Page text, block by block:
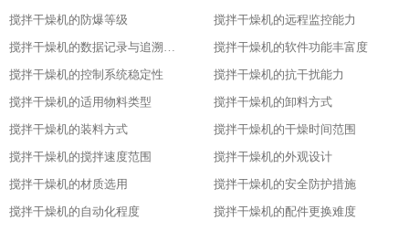
搅拌干燥机的防爆等级
搅拌干燥机的远程监控能力
搅拌干燥机的数据记录与追溯功能
搅拌干燥机的软件功能丰富度
搅拌干燥机的控制系统稳定性
搅拌干燥机的抗干扰能力
搅拌干燥机的适用物料类型
搅拌干燥机的卸料方式
搅拌干燥机的装料方式
搅拌干燥机的干燥时间范围
搅拌干燥机的搅拌速度范围
搅拌干燥机的外观设计
搅拌干燥机的材质选用
搅拌干燥机的安全防护措施
搅拌干燥机的自动化程度
搅拌干燥机的配件更换难度